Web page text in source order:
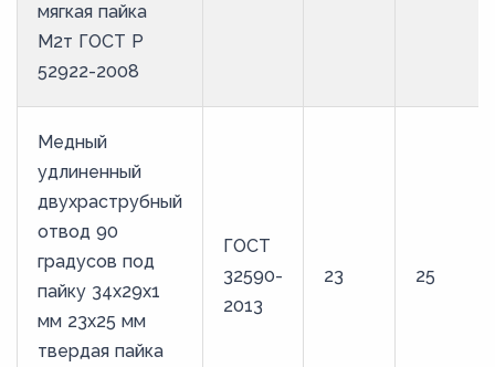
мягкая пайка
М2т ГОСТ Р
52922-2008
Медный
удлиненный
двухраструбный
отвод 90
градусов под
пайку 34х29х1
мм 23х25 мм
твердая пайка
ГОСТ
32590-
2013
23 25